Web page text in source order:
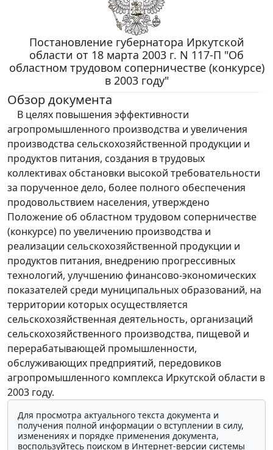
Постановление губернатора Иркутской
области от 18 марта 2003 г. N 117-П "Об
областном трудовом соперничестве (конкурсе)
в 2003 году"
Обзор документа
В целях повышения эффективности
агропромышленного производства и увеличения
производства сельскохозяйственной продукции и
продуктов питания, создания в трудовых
коллективах обстановки высокой требовательности
за порученное дело, более полного обеспечения
продовольствием населения, утверждено
Положение об областном трудовом соперничестве
(конкурсе) по увеличению производства и
реализации сельскохозяйственной продукции и
продуктов питания, внедрению прогрессивных
технологий, улучшению финансово-экономических
показателей среди муниципальных образований, на
территории которых осуществляется
сельскохозяйственная деятельность, организаций
сельскохозяйственного производства, пищевой и
перерабатывающей промышленности,
обслуживающих предприятий, передовиков
агропромышленного комплекса Иркутской области в
2003 году.
Для просмотра актуального текста документа и
получения полной информации о вступлении в силу,
изменениях и порядке применения документа,
воспользуйтесь поиском в Интернет-версии системы